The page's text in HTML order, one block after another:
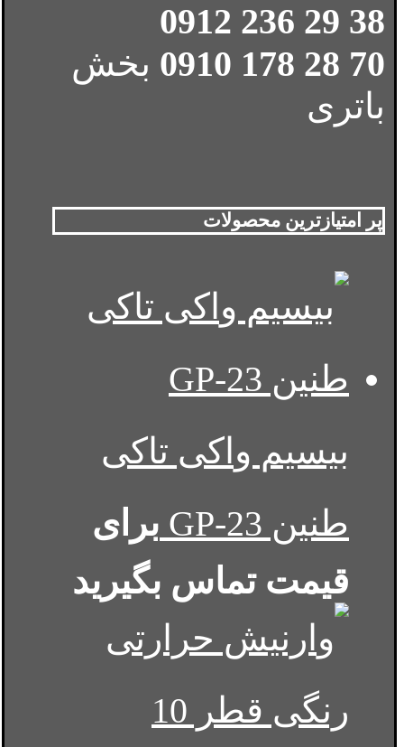
38 29 236 0912
70 28 178 0910
بخش
باتری
پر امتیازترین محصولات
بیسیم واکی تاکی
طنین GP-23
برای
قیمت تماس بگیرید